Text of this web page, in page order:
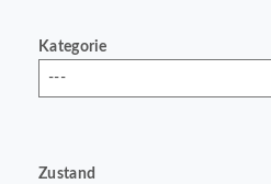
Kategorie
---
Zustand